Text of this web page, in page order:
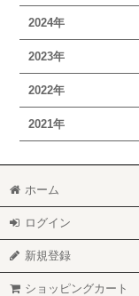
2024年
2023年
2022年
2021年
ホーム
ログイン
新規登録
ショッピングカート